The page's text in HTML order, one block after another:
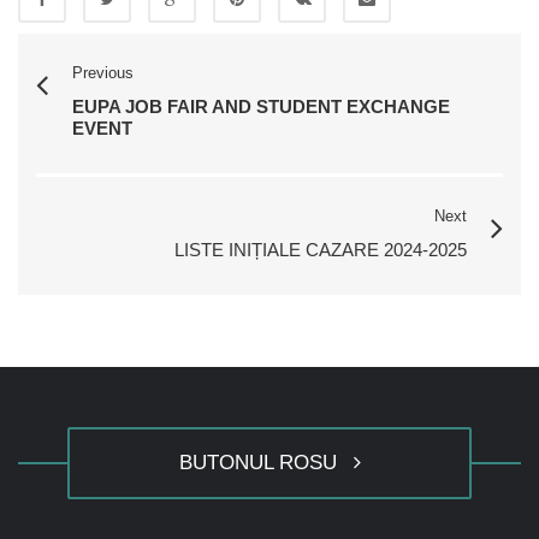
Previous
EUPA JOB FAIR AND STUDENT EXCHANGE
EVENT
Next
LISTE INIȚIALE CAZARE 2024-2025
BUTONUL ROSU